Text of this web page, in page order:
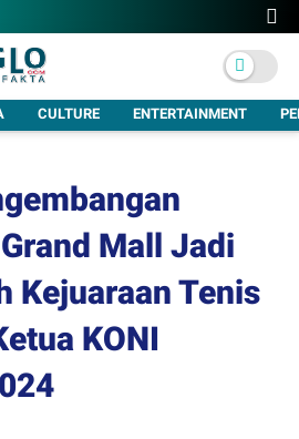
CULTURE ENTERTAINMENT
Mall Jadi
Kejuaraan Tenis
KONI